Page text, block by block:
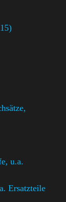
u.a.
Ersatzteile